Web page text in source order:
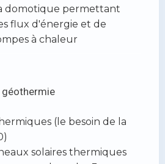
domotique permettant
flux d'énergie et de
à chaleur
géothermie
(le besoin de la
solaires thermiques